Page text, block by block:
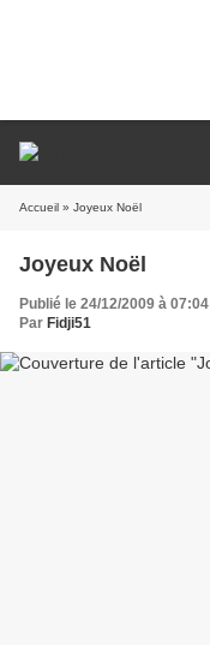
Accueil » Joyeux Noël
Joyeux Noël
Publié le 24/12/2009 à 07:04
Par Fidji51